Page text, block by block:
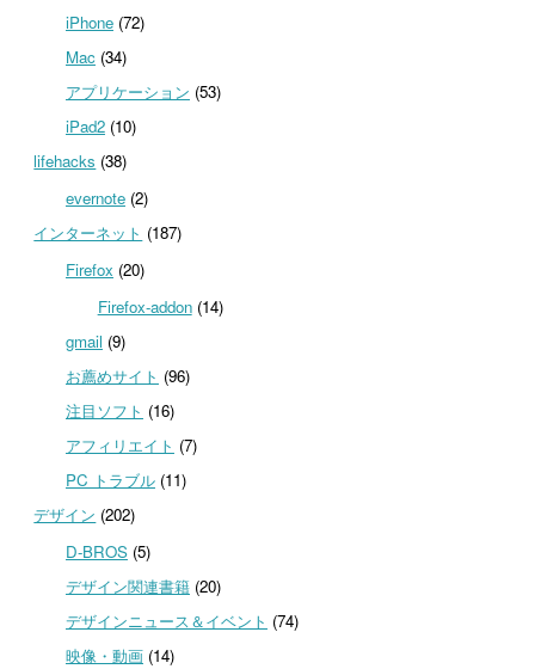
iPhone(72)
Mac(34)
アプリケーション (53)
iPad2(10)
lifehacks (38)
evernote(2)
インターネット (187)
Firefox (20)
Firefox-addon(14)
gmail (9)
お薦めサイト (96)
注目ソフト (16)
アフィリエイト (7)
PC トラブル(11)
デザイン (202)
D-BROS(5)
デザイン関連書籍(20)
デザインニュース＆イベント (74)
映像・動画(14)